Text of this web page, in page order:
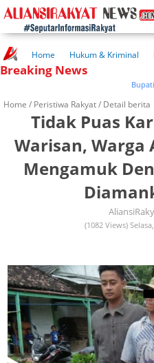
Home Hukum & Kriminal
Kuliner Rakyat
Wisata Rakyat
Breaking News
Bupati
Home / Peristiwa Rakyat/ Detail berita
Tidak Puas
Warisan, Warga
Mengamuk
(1082 Views)